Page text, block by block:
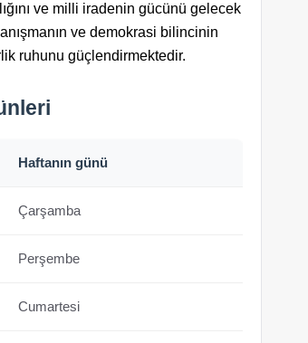
ve milli iradenin gücünü gelecek
ve demokrasi bilincinin
ruhunu güçlendirmektedir.
Haftanın günü
Çarşamba
Perşembe
Cumartesi